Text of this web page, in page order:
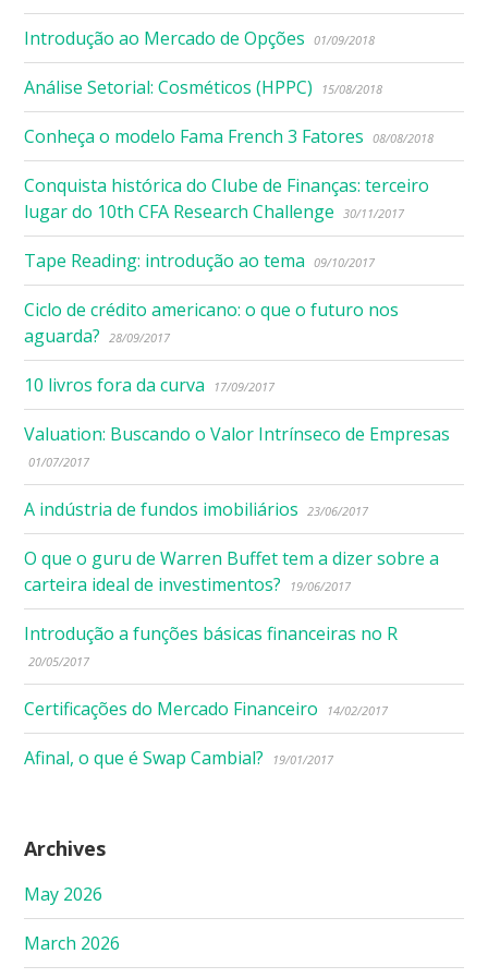
Introdução ao Mercado de Opções 01/09/2018
Análise Setorial: Cosméticos (HPPC) 15/08/2018
Conheça o modelo Fama French 3 Fatores 08/08/2018
Conquista histórica do Clube de Finanças: terceiro
lugar do 10th CFA Research Challenge
30/11/2017
Tape Reading: introdução ao tema 09/10/2017
Ciclo de crédito americano: o que o futuro nos
aguarda?
28/09/2017
10 livros fora da curva 17/09/2017
Valuation: Buscando o Valor Intrínseco de Empresas
01/07/2017
A indústria de fundos imobiliários 23/06/2017
O que o guru de Warren Buffet tem a dizer sobre a
carteira ideal de investimentos?
19/06/2017
Introdução a funções básicas financeiras no R
20/05/2017
Certificações do Mercado Financeiro 14/02/2017
Afinal, o que é Swap Cambial? 19/01/2017
Archives
May 2026
March 2026